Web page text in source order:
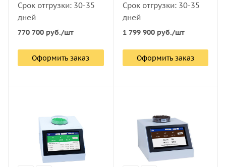
Срок отгрузки: 30-35
дней
770 700 руб./шт
Оформить заказ
Срок отгрузки: 30-35
дней
1 799 900руб./шт
Оформить заказ